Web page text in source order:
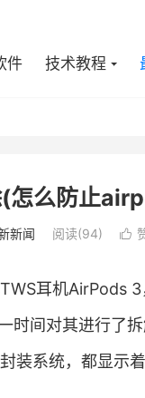
件 技术教程
么防止
新闻 阅读(94) 
耳机AirPods 3
时间对其进行了
装系统，都显示着